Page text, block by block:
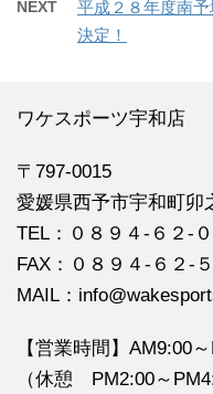
NEXT
平成２８年度南
決定！
ワケスポーツ宇和店
〒797-0015
愛媛県西予市宇和町卯
TEL：０８９４‐６２‐
FAX：０８９４‐６２‐
MAIL：
【営業時間】AM9:00
（休憩 PM2:00～